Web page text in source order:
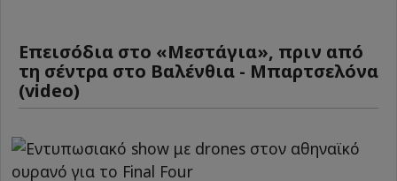
Επεισόδια στο «Μεστάγια», πριν από
τη σέντρα στο Βαλένθια - Μπαρτσελόνα
(video)